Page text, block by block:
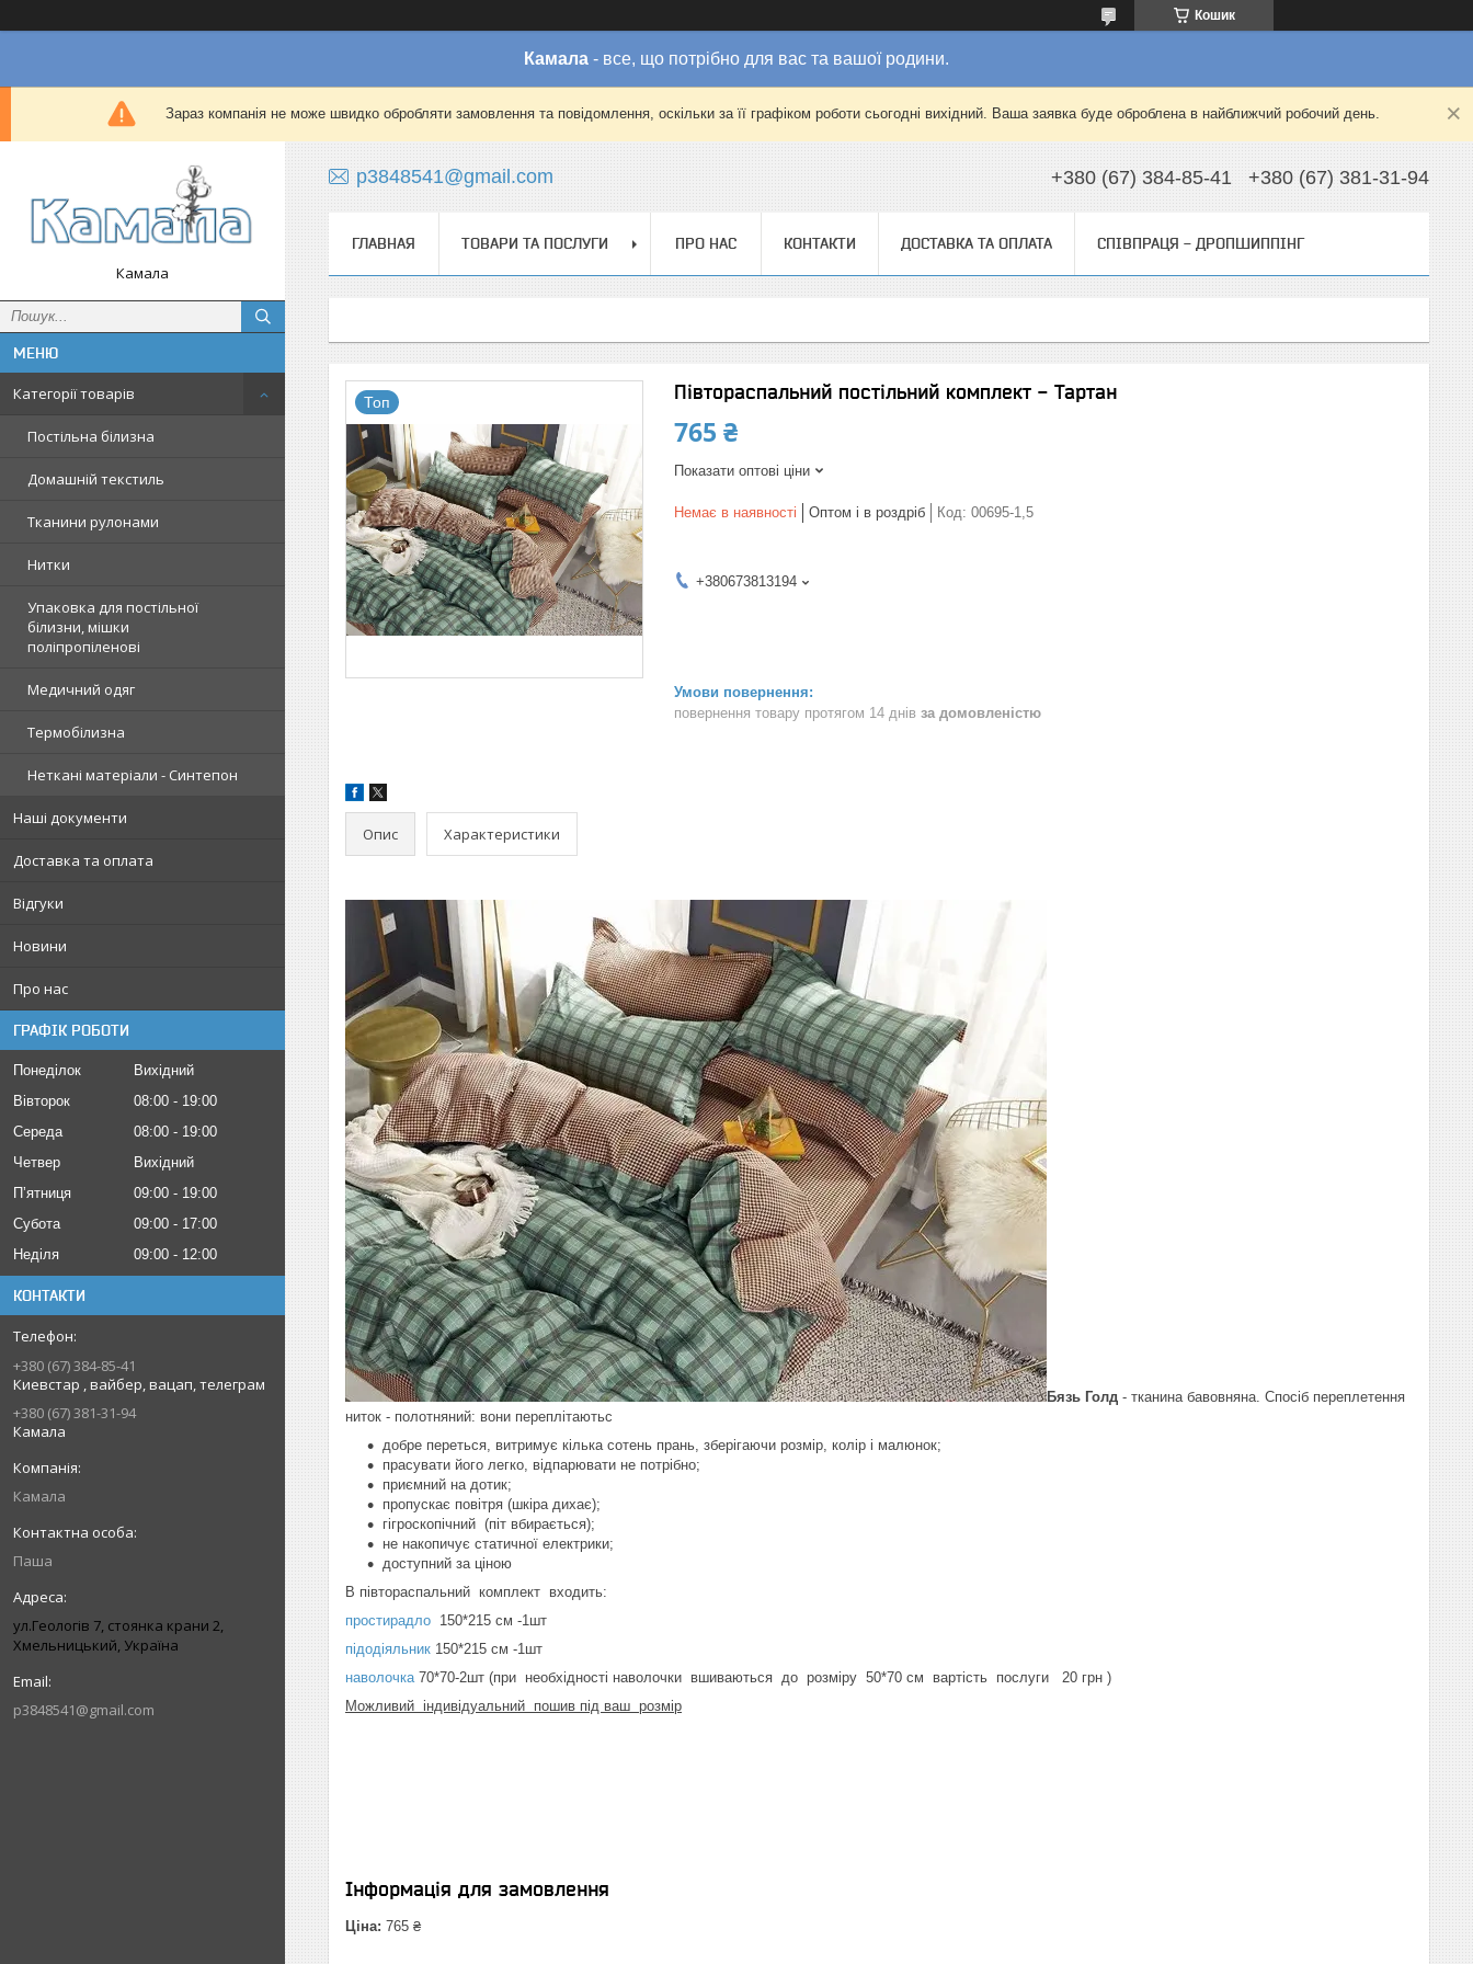
Кошик
Камала - все, що потрібно для вас та вашої родини.
Зараз компанія не може швидко обробляти замовлення та повідомлення, оскільки за її графіком роботи сьогодні вихідний. Ваша заявка буде оброблена в найближчий робочий день.
Камала
Категорії товарів
Постільна білизна
Домашній текстиль
Тканини рулонами
Нитки
Упаковка для постільної
білизни, мішки
поліпропіленові
Медичний одяг
Термобілизна
Неткані матеріали - Синтепон
Наші документи
Доставка та оплата
Відгуки
Новини
Про нас
ГРАФІК РОБОТИ
Понеділок
Вихідний
Вівторок
08:00
19:00
Середа
08:00
19:00
Четвер
Вихідний
Пʼятниця
09:00
19:00
Субота
09:00
17:00
Неділя
09:00 12:00
КОНТАКТИ
+380 (67) 384-85-41
Киевстар , вайбер, вацап, телеграм
+380 (67) 381-31-94
Камала
Камала
Паша
ул.Геологів 7, стоянка крани 2,
Хмельницький, Україна
p3848541@gmail.com
p3848541@gmail.com +380 (67) 384-85-41 +380 (67) 381-31-94
ГЛАВНАЯ ТОВАРИ ТА ПОСЛУГИ ПРО НАС КОНТАКТИ ДОСТАВКА ТА ОПЛАТА СПІВПРАЦЯ - ДРОПШИППІНГ
Топ Півтораспальний постільний комплект - Тартан
765 ₴
Показати оптові ціни
Немає в наявності Оптом і в роздріб Код: 00695-1,5
+380673813194
повернення товару протягом 14 днів за домовленістю
Опис Характеристики
Бязь Голд - тканина бавовняна. Спосіб переплетення
ниток - полотняний: вони переплітаютьс
добре переться, витримує кілька сотень прань, зберігаючи розмір, колір і малюнок;
прасувати його легко, відпарювати не потрібно;
приємний на дотик;
пропускає повітря (шкіра дихає);
гігроскопічний (піт вбирається);
не накопичує статичної електрики;
доступний за ціною
В півтораспальний комплект входить:
простирадло 150*215 см -1шт
підодіяльник 150*215 см -1шт
наволочка70*70-2шт (при необхідності наволочки вшиваються до розміру 50*70 см вартість послуги 20 грн )
Можливий індивідуальний пошив під ваш розмір
Інформація для замовлення
Ціна: 765 ₴